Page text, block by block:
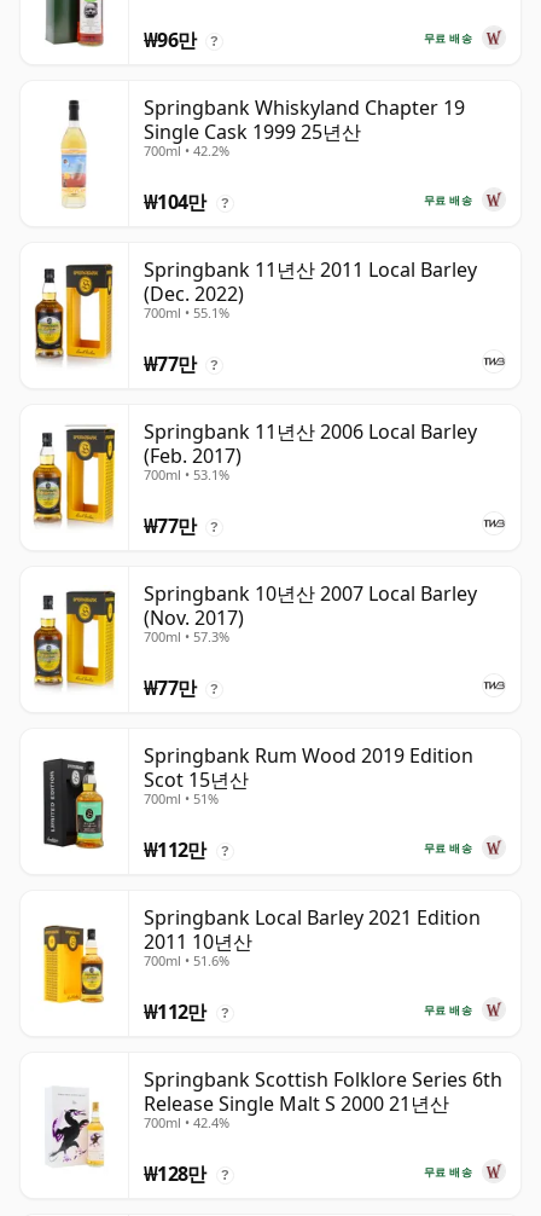
무료 배송
₩96만 ?
Springbank Whiskyland Chapter 19
Single Cask 1999 25년산
700ml • 42.2%
무료 배송
₩104만 ?
Springbank 11년산 2011 Local Barley
(Dec. 2022)
700ml • 55.1%
₩77만 ?
Springbank 11년산 2006 Local Barley
(Feb. 2017)
700ml • 53.1%
₩77만 ?
Springbank 10년산 2007 Local Barley
(Nov. 2017)
700ml • 57.3%
₩77만 ?
Springbank Rum Wood 2019 Edition
Scot 15년산
700ml • 51%
무료 배송
₩112만 ?
Springbank Local Barley 2021 Edition
2011 10년산
700ml • 51.6%
무료 배송
₩112만 ?
Springbank Scottish Folklore Series 6th
Release Single Malt S 2000 21년산
700ml • 42.4%
무료 배송
₩128만 ?